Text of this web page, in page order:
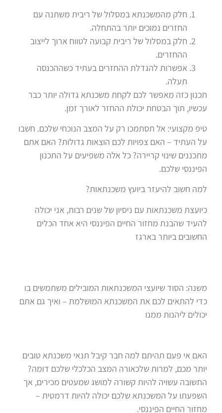
חלק מהמשכנתא במסלול של ריבית משתנה עם
החזרים נמוכים יותר בהתחלה.
חלק במסלול של ריבית קבועה לטווח ארוך לייצוב
ההחזרים.
אפשרות להגדלת ההחזרים בעתיד כשההכנסה
תעלה.
תכנון כזה מאפשר לכם לקחת משכנתא גדולה יותר כבר
עכשיו, תוך הבטחת יכולת ההחזר לאורך זמן.
טיפ מקצועי: אל תסתמכו רק על המצב הנוכחי שלכם. חשבו
על העתיד – האם צפויות לכם הוצאות גדולות? האם אתם
מתכננים שינוי קריירה? כל אלה משפיעים על התכנון
הפיננסי שלכם.
למה חשוב להיעזר ביועץ משכנתאות?
כיועצת משכנתאות עם ניסיון של שנים רבות, אני יכולה
להעיד שהבנת מחזור החיים הפיננסי היא אחד הכלים
החשובים ביותר בארגז
משנה: הסוד שיועצי המשכנתאות המובילים משתמשים בו
כדי להתאים לכם את המשכנתא המושלמת – ואיך גם אתם
יכולים ליהנות ממנו
האם אי פעם תהיתם למה חבר קיבל תנאי משכנתא טובים
יותר מכם, למרות שלכאורה המצב הכלכלי שלכם דומה?
התשובה עשויה להיות קשורה למושג שמעטים מכירים, אך
השפעתו על המשכנתא שלכם יכולה להיות דרמטית –
מחזור החיים הפיננסי.